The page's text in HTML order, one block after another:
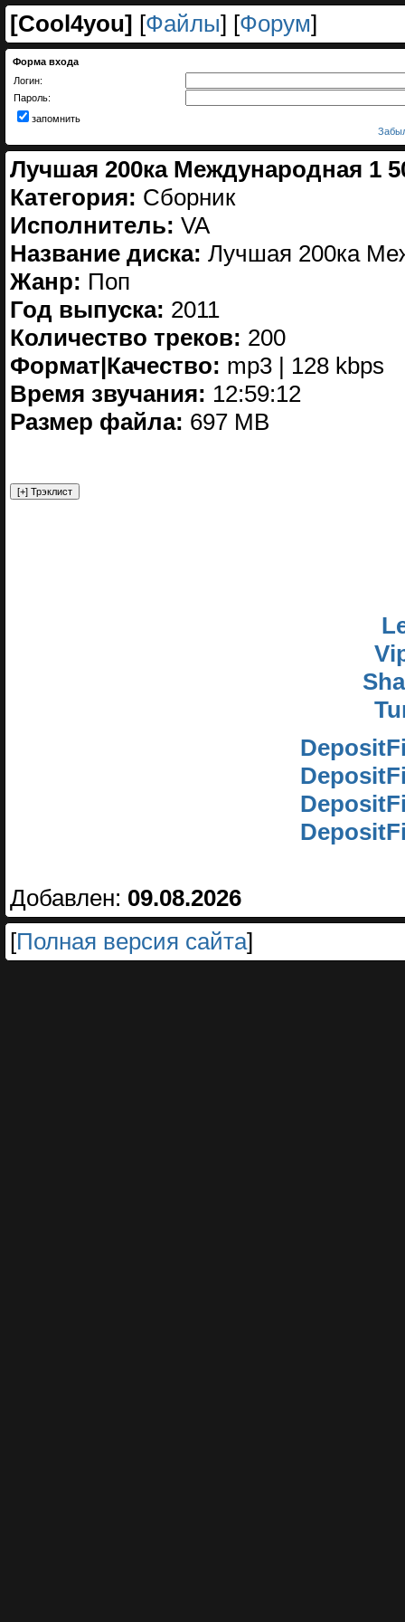
[Cool4you] [Файлы] [Форум]
Форма входа
Логин:
Пароль:
запомнить
Лучшая 200ка Международная 1
Категория: Сборник
Исполнитель: VA
Название диска: Лучшая 200ка
Жанр: Поп
Год выпуска: 2011
Количество треков: 200
Формат|Качество: mp3 | 128 kbps
Время звучания: 12:59:12
Размер файла: 697 MB
Добавлен: 09.08.2026
[Полная версия сайта]